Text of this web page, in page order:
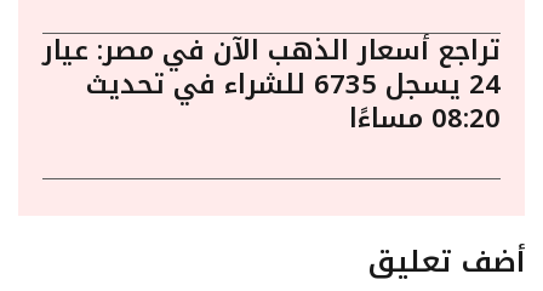
تراجع أسعار الذهب الآن في مصر: عيار
24 يسجل 6735 للشراء في تحديث
08:20 مساءًا
أضف تعليق